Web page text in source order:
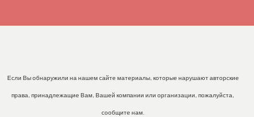
Если Вы обнаружили на нашем сайте материалы, которые нарушают авторские
права, принадлежащие Вам, Вашей компании или организации, пожалуйста,
сообщите нам.